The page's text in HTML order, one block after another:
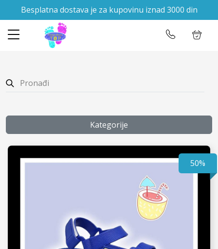
Besplatna dostava je za kupovinu iznad 3000 din
✕
Ulogujte se
Kategorije
50%